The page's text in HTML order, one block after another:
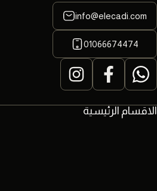
الاقسام الرئيسية
info@elecadi.com
01066674474